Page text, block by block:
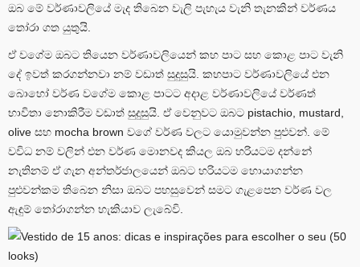
ඔබ මේ වර්ණාවලියේ මැද තිබෙන වැලි පැහැය වැනි තැනකින් වර්ණය
තෝරා ගත යුතුයි.
ඒ වගේම ඔබට තියෙන වර්ණාවලියෙන් කහ පාට සහ කොළ පාට වැනි
දේ ඉවත් කරගන්නවා නම් වඩාත් සුදුසුයි. කහපාට වර්ණාවලියේ එන
බොහෝ වර්ණ වගේම කොළ පාටට අදාළ වර්ණාවලියේ වර්ණත්
භාවිතා නොකිරීම වඩාත් සුදුසුයි. ඒ වෙනුවට ඔබට pistachio, mustard,
olive සහ mocha brown වගේ වර්ණ වලට යොමුවන්න පුළුවන්. මේ
වවිධ නම් වලින් එන වර්ණ මොනවද කියල ඔබ හරියටම දන්නේ
නැතිනම් ඒ ගැන අන්තර්ජාලයෙන් ඔබට හරියටම හොයාගන්න
පුළුවන්කම තිබෙන නිසා ඔබට පහසුවෙන් සමට ගැළපෙන වර්ණ වල
ඇඳුම් තෝරාගන්න හැකියාව ලැබේවි.